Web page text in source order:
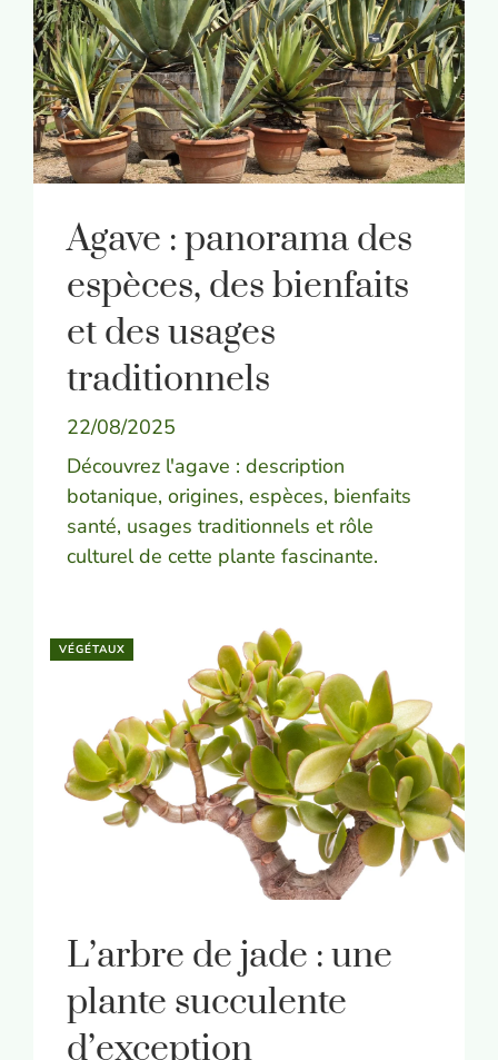
Agave : panorama des
espèces, des bienfaits
et des usages
traditionnels
22/08/2025
Découvrez l'agave : description
botanique, origines, espèces, bienfaits
santé, usages traditionnels et rôle
culturel de cette plante fascinante.
VÉGÉTAUX
L’arbre de jade : une
plante succulente
d’exception